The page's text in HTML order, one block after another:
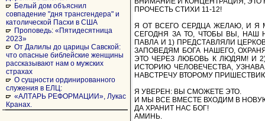
Белый дом объяснил
совпадение "дня трансгендера" и
католической Пасхи в США
Проповедь: «Пятидесятница
2023»
От Далилы до царицы Савской:
что опасные библейские женщины
рассказывают нам о мужских
страхах
О сущности ординированного
служения в ЕЛЦ:
«АЛТАРЬ РЕФОРМАЦИИ», Лукас
Кранах.
ПРОЧЕСТЬ СТИХИ 11-12!
Я ОТ ВСЕГО СЕРДЦА ЖЕЛАЮ, И
СЕГОДНЯ ЗА ТО, ЧТОБЫ ВЫ,
ПАВЛА И 1) ПРЕДСТАВЛЯЛИ
ЗАПОВЕДЯМ БОГА НАШЕГО,
ЭТО ЧЕРЕЗ ЛЮБОВЬ К ЛЮДЯМ! И
ИСТОРИЮ ЧЕЛОВЕЧЕСТВА,
НАВСТРЕЧУ ВТОРОМУ
Я УВЕРЕН: ВЫ СМОЖЕТЕ ЭТО.
И МЫ ВСЕ ВМЕСТЕ ВХОДИМ В
ДА ХРАНИТ НАС БОГ!
АМИНЬ.